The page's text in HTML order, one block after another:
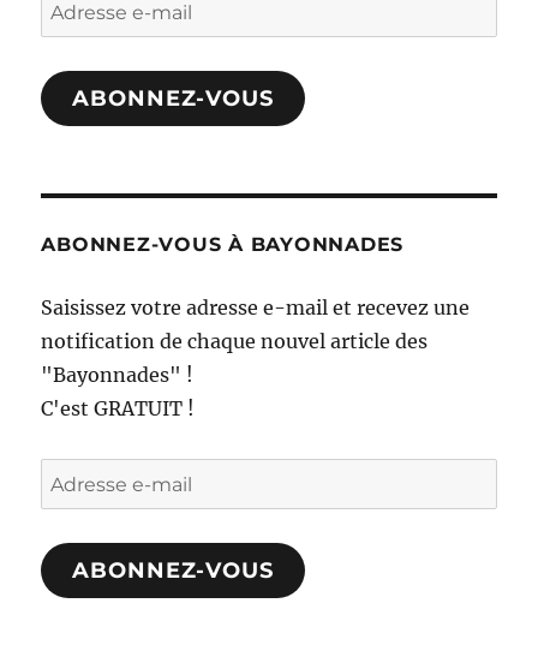
e-
mail
ABONNEZ-VOUS
ABONNEZ-VOUS À BAYONNADES
Saisissez votre adresse e-mail et recevez une
notification de chaque nouvel article des
"Bayonnades" !
C'est GRATUIT !
Adresse
e-
mail
ABONNEZ-VOUS